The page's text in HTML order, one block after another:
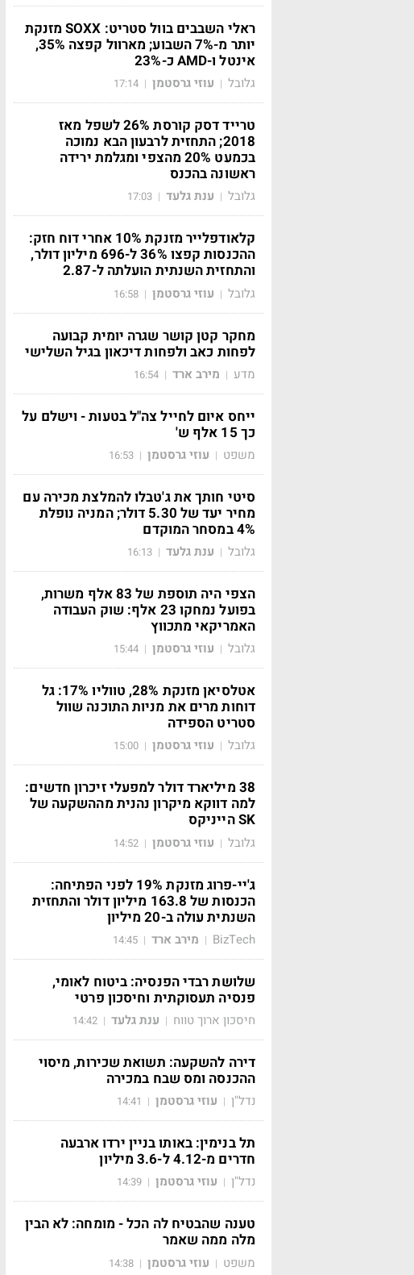
ראלי השבבים בוול סטריט: SOXX מזנקת
יותר מ-7% השבוע; מארוול קפצה 35%,
אינטל ו-AMD כ-23%
גלובל | עוזי גרסטמן |
17:14
טרייד דסק קורסת 26% לשפל מאז
2018; התחזית לרבעון הבא נמוכה
בכמעט 20% מהצפי ומגלמת ירידה
ראשונה בהכנס
גלובל | ענת גלעד |
17:03
קלאודפלייר מזנקת 10% אחרי דוח חזק:
ההכנסות קפצו 36% ל-696 מיליון דולר,
והתחזית השנתית הועלתה ל-2.87
גלובל | עוזי גרסטמן |
16:58
מחקר קטן קושר שגרה יומית קבועה
לפחות כאב ולפחות דיכאון בגיל השלישי
מדע | מירב ארד |
16:54
ייחס איום לחייל צה"ל בטעות - וישלם על
כך 15 אלף ש'
משפט | עוזי גרסטמן |
16:53
סיטי חותך את ג'טבלו להמלצת מכירה עם
מחיר יעד של 5.30 דולר; המניה נופלת
4% במסחר המוקדם
גלובל | ענת גלעד |
16:13
הצפי היה תוספת של 83 אלף משרות,
בפועל נמחקו 23 אלף: שוק העבודה
האמריקאי מתכווץ
גלובל | עוזי גרסטמן |
15:44
אטלסיאן מזנקת 28%, טווליו 17%: גל
דוחות מרים את מניות התוכנה שוול
סטריט הספידה
גלובל | עוזי גרסטמן |
15:00
38 מיליארד דולר למפעלי זיכרון חדשים:
למה דווקא מיקרון נהנית מההשקעה של
SK הייניקס
גלובל | עוזי גרסטמן |
14:52
ג'יי-פרוג מזנקת 19% לפני הפתיחה:
הכנסות של 163.8 מיליון דולר והתחזית
השנתית עולה ב-20 מיליון
BizTech
| מירב ארד |
14:45
שלושת רבדי הפנסיה: ביטוח לאומי,
פנסיה תעסוקתית וחיסכון פרטי
חיסכון ארוך טווח | ענת גלעד |
14:42
דירה להשקעה: תשואת שכירות, מיסוי
ההכנסה ומס שבח במכירה
נדל"ן | עוזי גרסטמן |
14:41
תל בנימין: באותו בניין ירדו ארבעה
חדרים מ-4.12 ל-3.6 מיליון
נדל"ן | עוזי גרסטמן |
14:39
טענה שהבטיח לה הכל - מומחה: לא הבין
מלה ממה שאמר
משפט | עוזי גרסטמן |
14:38